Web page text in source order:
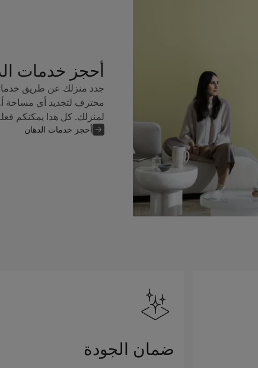
أحجز خدمات
جدد منزلك عن طريق
محترف لتجديد أي مساحة
لمنزلك. كل هذا يمكنكم
أحجز خدمات الدهان
ضمان الجودة